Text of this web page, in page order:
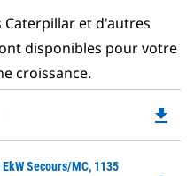
et d'autres
disponibles pour votre
croissance.
file_download
Secours/MC, 1135